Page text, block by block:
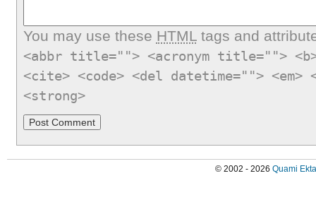
You may use these HTMLtags and
<abbr title=""> <acronym title="">
<cite> <code> <del datetime="">
<strong>
© 2002 - 2026 Quami